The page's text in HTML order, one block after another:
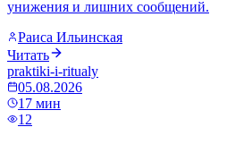
унижения и лишних сообщений.
Раиса Ильинская
Читать
praktiki-i-ritualy
05.08.2026
17 мин
12